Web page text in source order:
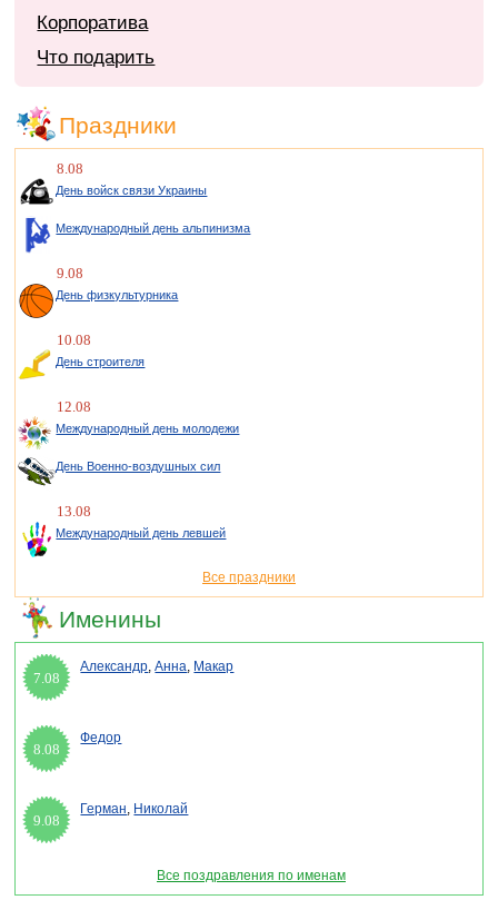
Корпоратива
Что подарить
Праздники
8.08
День войск связи Украины
Международный день альпинизма
9.08
День физкультурника
10.08
День строителя
12.08
Международный день молодежи
День Военно-воздушных сил
13.08
Международный день левшей
Все праздники
Именины
7.08
Александр,Анна, Макар
8.08
Федор
9.08
Герман, Николай
Все поздравления по именам